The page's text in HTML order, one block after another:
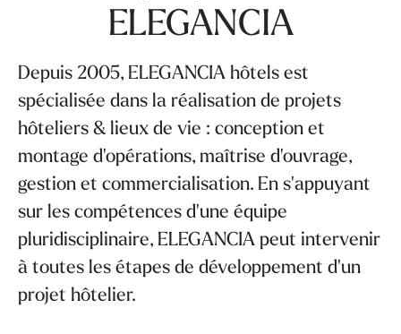
ELEGANCIA
Depuis 2005, ELEGANCIA hôtels est
spécialisée dans la réalisation de projets
hôteliers & lieux de vie : conception et
montage d'opérations, maîtrise d'ouvrage,
gestion et commercialisation. En s'appuyant
sur les compétences d'une équipe
pluridisciplinaire, ELEGANCIA peut intervenir
à toutes les étapes de développement d'un
projet hôtelier.